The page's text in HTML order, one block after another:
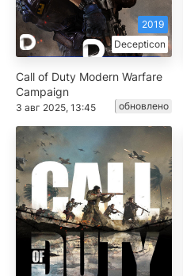
Decepticon
2019
Call of Duty Modern Warfare
Campaign
3 авг 2025, 13:45 обновлено